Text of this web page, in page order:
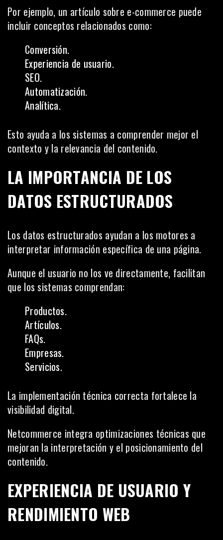
Por ejemplo, un artículo sobre e-commerce puede
incluir conceptos relacionados como:
Conversión.
Experiencia de usuario.
SEO.
Automatización.
Analítica.
Esto ayuda a los sistemas a comprender mejor el
contexto y la relevancia del contenido.
LA IMPORTANCIA DE LOS
DATOS ESTRUCTURADOS
Los datos estructurados ayudan a los motores a
interpretar información específica de una página.
Aunque el usuario no los ve directamente, facilitan
que los sistemas comprendan:
Productos.
Artículos.
FAQs.
Empresas.
Servicios.
La implementación técnica correcta fortalece la
visibilidad digital.
Netcommerce integra optimizaciones técnicas que
mejoran la interpretación y el posicionamiento del
contenido.
EXPERIENCIA DE USUARIO Y
RENDIMIENTO WEB